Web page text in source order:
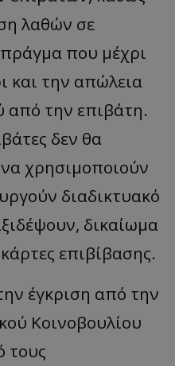
λαθών σε
που μέχρι
και την απώλεια
από την επιβάτη.
δεν θα
χρησιμοποιούν
διαδικτυακό
δικαίωμα
επιβίβασης.
έγκριση από την
Κοινοβουλίου
τους